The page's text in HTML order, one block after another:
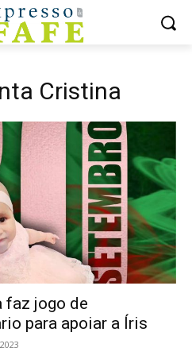
Cristina
faz jogo de
para apoiar a Íris